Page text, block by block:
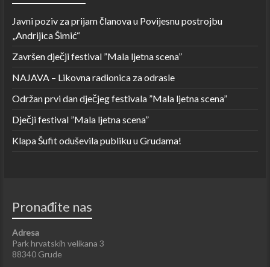
Javni poziv za prijam članova u Povijesnu postrojbu
„Andrijica Šimić“
Završen dječji festival ”Mala ljetna scena”
NAJAVA – Likovna radionica za odrasle
Održan prvi dan dječjeg festivala ”Mala ljetna scena”
Dječji festival ”Mala ljetna scena”
Klapa Šufit oduševila publiku u Grudama!
Pronađite nas
Adresa
Park hrvatskih velikana 3
88340 Grude